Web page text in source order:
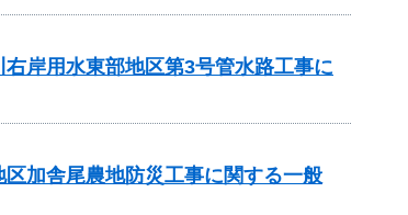
岸用水東部地区第3号管水路工事に
加舎尾農地防災工事に関する一般